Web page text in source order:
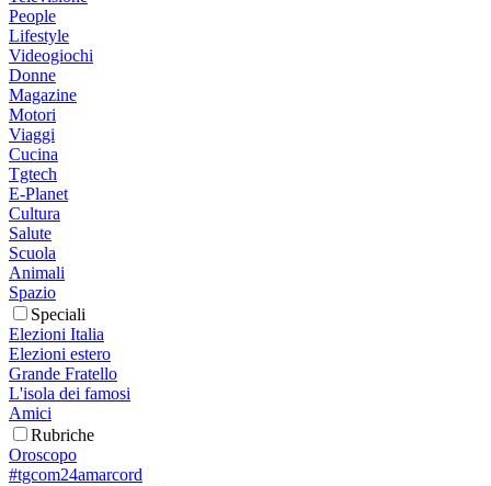
People
Lifestyle
Videogiochi
Donne
Magazine
Motori
Viaggi
Cucina
Tgtech
E-Planet
Cultura
Salute
Scuola
Animali
Spazio
Speciali
Elezioni Italia
Elezioni estero
Grande Fratello
L'isola dei famosi
Amici
Rubriche
Oroscopo
#tgcom24amarcord